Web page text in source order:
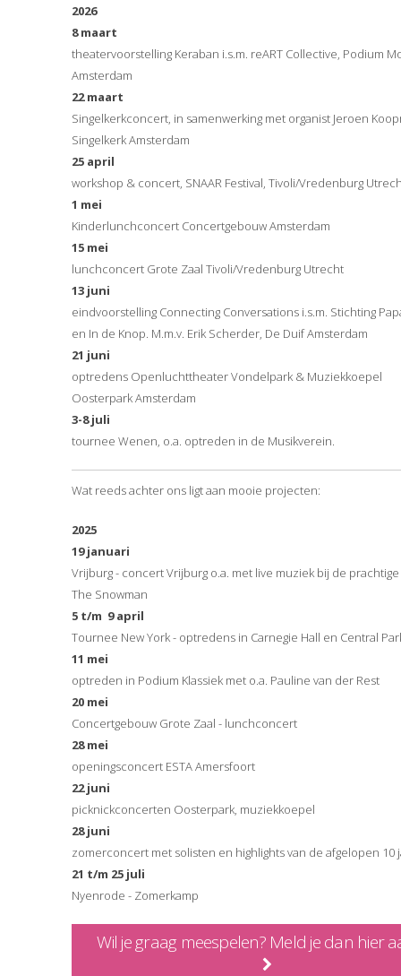
2026
8 maart
theatervoorstelling Keraban i.s.m. reART Collective, Podium
Amsterdam
22 maart
Singelkerkconcert, in samenwerking met organist Jeroen
Singelkerk Amsterdam
25 april
workshop & concert, SNAAR Festival, Tivoli/Vredenburg
1 mei
Kinderlunchconcert Concertgebouw Amsterdam
15 mei
lunchconcert Grote Zaal Tivoli/Vredenburg Utrecht
13 juni
eindvoorstelling Connecting Conversations i.s.m. Stichting
en In de Knop. M.m.v. Erik Scherder, De Duif Amsterdam
21 juni
optredens Openluchttheater Vondelpark & Muziekkoepel
Oosterpark Amsterdam
3-8 juli
tournee Wenen, o.a. optreden in de Musikverein.
Wat reeds achter ons ligt aan mooie projecten:
2025
19 januari
Vrijburg - concert Vrijburg o.a. met live muziek bij de
The Snowman
5 t/m 9 april
Tournee New York - optredens in Carnegie Hall en Central
11 mei
optreden in Podium Klassiek met o.a. Pauline van der Rest
20 mei
Concertgebouw Grote Zaal - lunchconcert
28 mei
openingsconcert ESTA Amersfoort
22 juni
picknickconcerten Oosterpark, muziekkoepel
28 juni
zomerconcert met solisten en highlights van de afgelopen 10
21 t/m 25 juli
Nyenrode - Zomerkamp
Wil je graag meespelen? Meld je dan hier